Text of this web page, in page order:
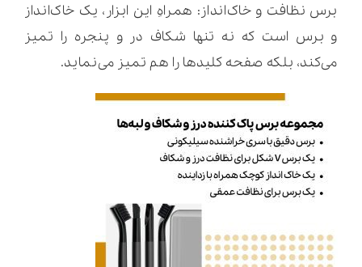
برس نظافت و خاک‌انداز: همراهِ این ابزار، یک خاک‌انداز
و برس است که نه تنها شکاف در و پنجره را تمیز
می‌کند، بلکه صفحه کلیدها را هم تمیز می‌نماید.